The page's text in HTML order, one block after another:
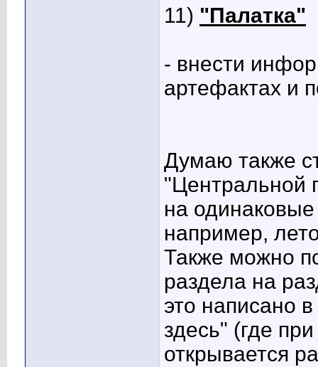
11) "Палатка"
- внести
артефактах и
Думаю также
"Центральной
на
например,
Также можно
раздела на
это написано
здесь" (где
открывается